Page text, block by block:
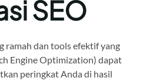
SEO
ramah dan tools efektif yang
Engine Optimization) dapat
peringkat Anda di hasil